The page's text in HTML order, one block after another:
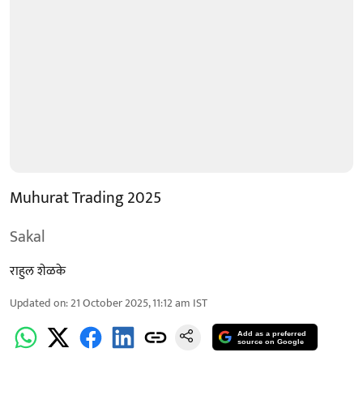
Muhurat Trading 2025
Sakal
राहुल शेळके
Updated on:21 October 2025, 11:12 am IST
Add as a preferred
source on Google